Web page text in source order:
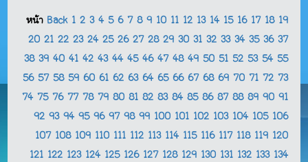
หน้า Back 1 2 3 4 5 6 7 8 9 10 11 12 13 14 15 16 17 18 19
20 21 22 23 24 25 26 27 28 29 30 31 32 33 34 35 36 37
38 39 40 41 42 43 44 45 46 47 48 49 50 51 52 53 54 55
56 57 58 59 60 61 62 63 64 65 66 67 68 69 70 71 72 73
74 75 76 77 78 79 80 81 82 83 84 85 86 87 88 89 90 91
92 93 94 95 96 97 98 99 100 101 102 103 104 105 106
107 108 109 110 111 112 113 114 115 116 117 118 119 120
121 122 123 124 125 126 127 128 129 130 131 132 133 134